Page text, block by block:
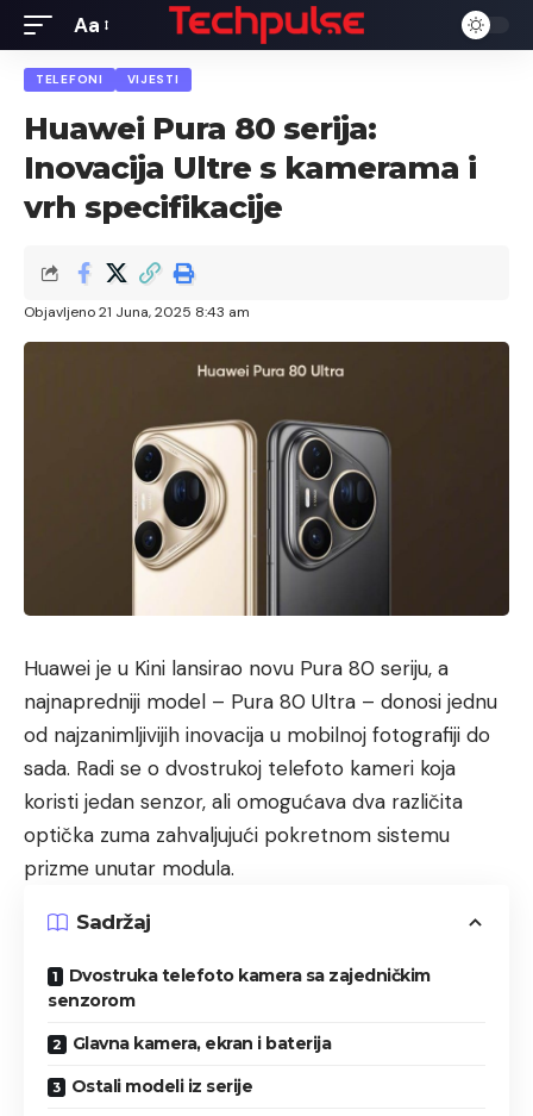
Font
Resizer
Aa
TELEFONI VIJESTI
Huawei Pura 80 serija:
Inovacija Ultre s kamerama i
vrh specifikacije
Objavljeno 21 Juna, 2025 8:43 am
Huawei je u Kini lansirao novu Pura 80 seriju, a
najnapredniji model – Pura 80 Ultra – donosi jednu
od najzanimljivijih inovacija u mobilnoj fotografiji do
sada. Radi se o dvostrukoj telefoto kameri koja
koristi jedan senzor, ali omogućava dva različita
optička zuma zahvaljujući pokretnom sistemu
prizme unutar modula.
Sadržaj
Dvostruka telefoto kamera sa zajedničkim
senzorom
Glavna kamera, ekran i baterija
Ostali modeli iz serije